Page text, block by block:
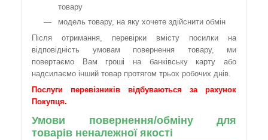
товару
модель товару, на яку хочете здійснити обмін
Після отримання, перевірки вмісту посилки на
відповідність умовам повернення товару, ми
повертаємо Вам гроші на банківську карту або
надсилаємо інший товар протягом трьох робочих днів.
Послуги перевізників відбуваються за рахунок
Покупця.
Умови повернення/обміну для
товарів неналежної якості